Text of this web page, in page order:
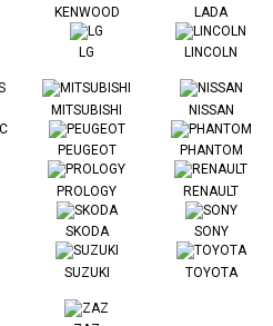
KENWOOD LADA
LG LINCOLN
MITSUBISHI NISSAN
PEUGEOT PHANTOM
PROLOGY RENAULT
SKODA SONY
SUZUKI TOYOTA